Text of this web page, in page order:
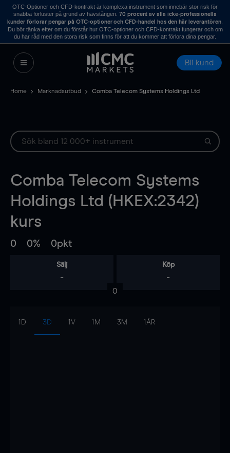
OTC-Optioner och CFD-kontrakt är komplexa instrument som innebär stor risk för
snabba förluster på grund av hävstången. 70 procent av alla icke-professionella
kunder förlorar pengar på OTC-optioner och CFD-handel hos den här leverantören.
Du bör tänka efter om du förstår hur OTC-optioner och CFD-kontrakt fungerar och om
du har råd med den stora risk som finns för att du kommer att förlora dina pengar.
Bli kund
Home Marknadsutbud Comba Telecom Systems Holdings Ltd
Comba Telecom Systems
Holdings Ltd (HKEX:2342)
kurs
0 0% 0pkt
Sälj
-
Köp
-
0
1D 3D 1V 1M 3M 1ÅR